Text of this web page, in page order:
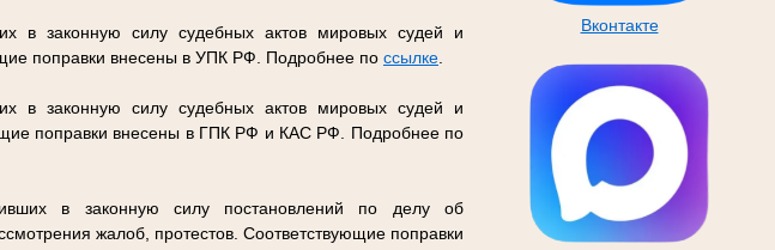
Вконтакте
в законную силу судебных актов мировых судей и
поправки внесены в УПК РФ. Подробнее по ссылке.
в законную силу судебных актов мировых судей и
поправки внесены в ГПК РФ и КАС РФ. Подробнее по
в законную силу постановлений по делу об
жалоб, протестов. Соответствующие поправки